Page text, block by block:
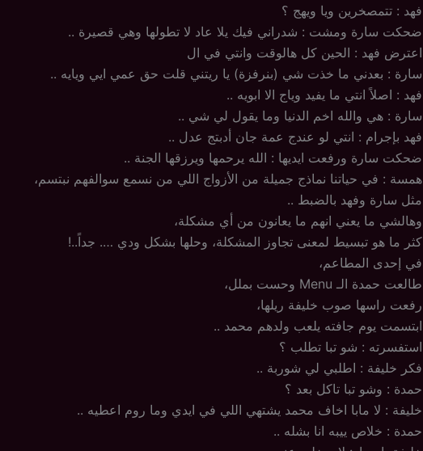
فهد : تتمصخرين ويا ويهج ؟
ضحكت سارة ومشت : شدراني فيك يلا عاد لا تطولها وهي قصيرة ..
اعترض فهد : الحين كل هالوقت وانتي في ال
سارة : بعدني ما خذت شي (بنرفزة) يا ريتني قلت حق عمي ايي ويايه ..
فهد : اصلاً انتي ما يفيد وياج الا ابويه ..
سارة : هي والله اخم الدنيا وما يقول لي شي ..
فهد بإجرام : انتي لو عندج عمة جان أدبتج عدل ..
ضحكت سارة ورفعت ايديها : الله يرحمها ويرزقها الجنة ..
همسة : في حياتنا نماذج جميلة من الأزواج اللي من نسمع سوالفهم نبتسم،
مثل سارة وفهد بالضبط ..
وهالشي ما يعني انهم ما يعانون من أي مشكلة،
كثر ما هو تبسيط لمعنى تجاوز المشكلة، وحلها بشكل ودي …. جداً..!
في إحدى المطاعم،
طالعت حمدة الـ Menu وحست بملل،
رفعت راسها صوب خليفة ريلها،
ابتسمت يوم جافته يلعب ولدهم محمد ..
استفسرته : شو تبا تطلب ؟
فكر خليفة : اطلبي لي شوربة ..
حمدة : وشو تبا تاكل بعد ؟
خليفة : لا مابا اخاف محمد يشتهي اللي في ايدي وما روم اعطيه ..
حمدة : خلاص ييبه انا بشله ..